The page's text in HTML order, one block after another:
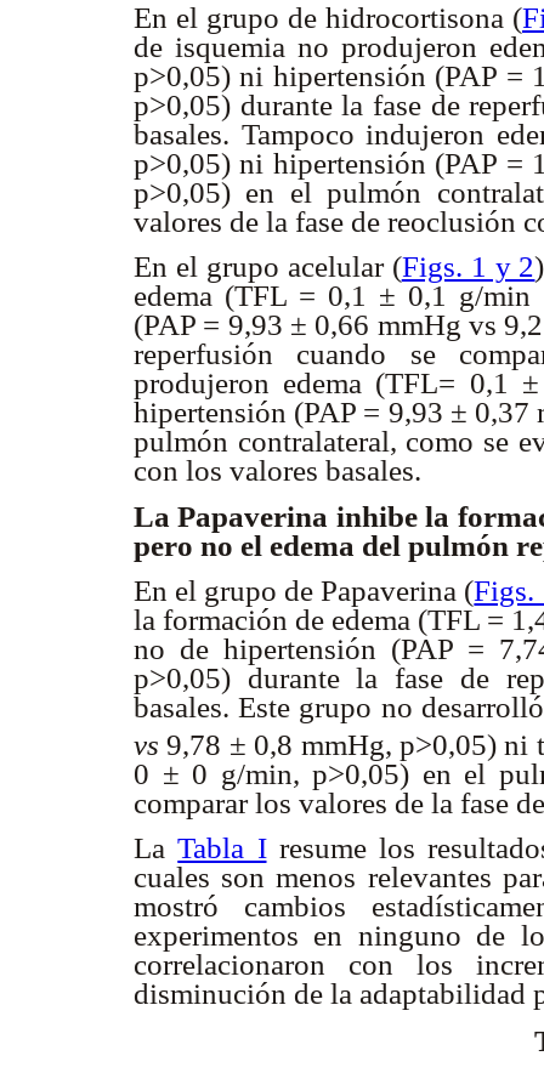
En el grupo de hidrocortisona (
de isquemia no produjeron
p>0,05) ni hipertensión (PAP =
p>0,05) durante la fase de
basales. Tampoco indujeron
p>0,05) ni hipertensión (PAP =
p>0,05) en el pulmón
valores de la fase de reoclusión
En el grupo acelular (Figs. 1 y 2
edema (TFL = 0,1 ± 0,1 g/min
(PAP = 9,93 ± 0,66 mmHg vs
reperfusión cuando se
produjeron edema (TFL= 0,1
hipertensión (PAP = 9,93 ±
pulmón contralateral, como se
con los valores basales.
La Papaverina inhibe la
pero no el edema del pulmón
En el grupo de Papaverina (Figs.
la formación de edema (TFL =
no de hipertensión (PAP =
p>0,05) durante la fase de
basales. Este grupo no
vs 9,78 ± 0,8 mmHg, p>0,05) ni
0 ± 0 g/min, p>0,05) en el
comparar los valores de la fase
LaTabla Iresume los
cuales son menos relevantes
mostró cambios
experimentos en ninguno de
correlacionaron con los
disminución de la adaptabilidad